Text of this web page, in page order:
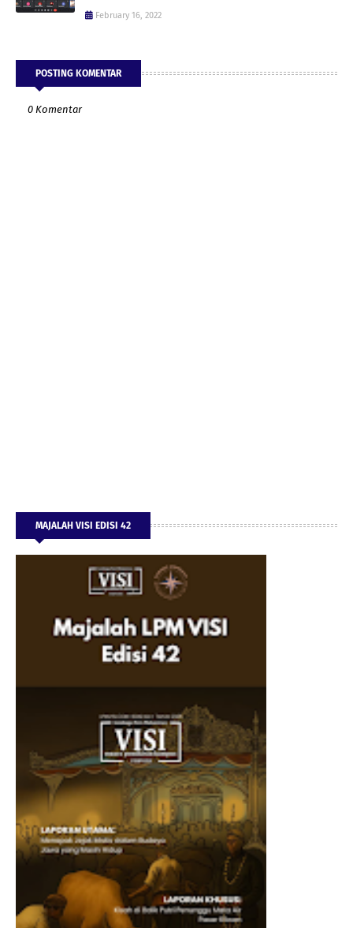
February 16, 2022
POSTING KOMENTAR
0 Komentar
MAJALAH VISI EDISI 42